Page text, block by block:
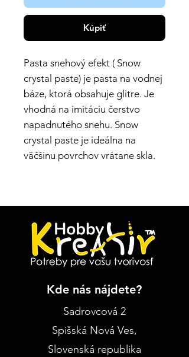
Kúpiť
Pasta snehový efekt ( Snow
crystal paste) je pasta na vodnej
báze, ktorá obsahuje glitre. Je
vhodná na imitáciu čerstvo
napadnutého snehu. Snow
crystal paste je ideálna na
väčšinu povrchov vrátane skla.
Kde nás nájdete?
Sadrovcová 2
Spišská Nová Ves,
Slovenská republika